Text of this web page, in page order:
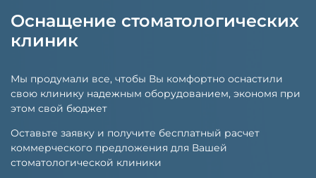
Оснащение стоматологических
клиник
Мы продумали все, чтобы Вы комфортно оснастили
свою клинику надежным оборудованием, экономя при
этом свой бюджет
Оставьте заявку и получите бесплатный расчет
коммерческого предложения для Вашей
стоматологической клиники